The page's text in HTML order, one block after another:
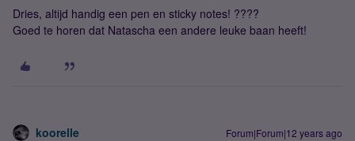
Dries, altijd handig een pen en sticky notes! ????
Goed te horen dat Natascha een andere leuke baan heeft!
koorelle Forum|Forum|12 years ago